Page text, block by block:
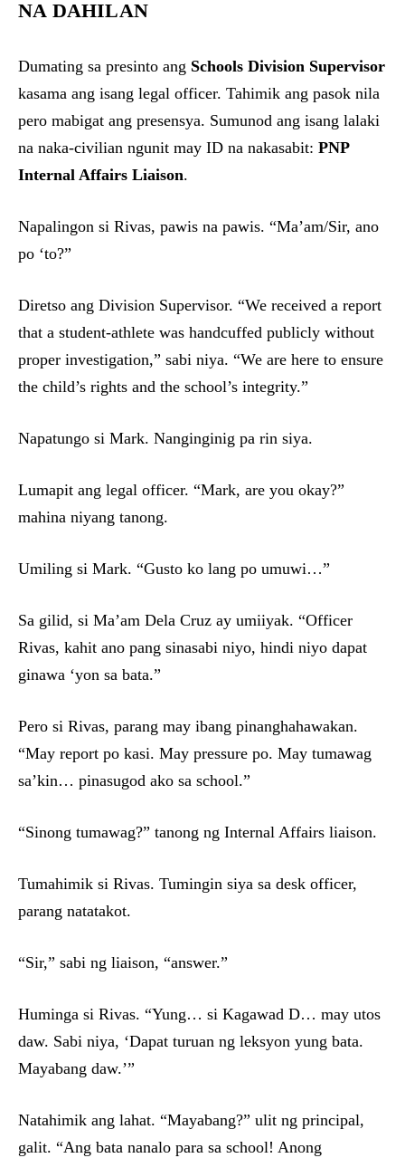
NA DAHILAN
Dumating sa presinto ang Schools Division Supervisor
kasama ang isang legal officer. Tahimik ang pasok nila
pero mabigat ang presensya. Sumunod ang isang lalaki
na naka-civilian ngunit may ID na nakasabit: PNP
Internal Affairs Liaison.
Napalingon si Rivas, pawis na pawis. “Ma’am/Sir, ano
po ‘to?”
Diretso ang Division Supervisor. “We received a report
that a student-athlete was handcuffed publicly without
proper investigation,” sabi niya. “We are here to ensure
the child’s rights and the school’s integrity.”
Napatungo si Mark. Nanginginig pa rin siya.
Lumapit ang legal officer. “Mark, are you okay?”
mahina niyang tanong.
Umiling si Mark. “Gusto ko lang po umuwi…”
Sa gilid, si Ma’am Dela Cruz ay umiiyak. “Officer
Rivas, kahit ano pang sinasabi niyo, hindi niyo dapat
ginawa ‘yon sa bata.”
Pero si Rivas, parang may ibang pinanghahawakan.
“May report po kasi. May pressure po. May tumawag
sa’kin… pinasugod ako sa school.”
“Sinong tumawag?” tanong ng Internal Affairs liaison.
Tumahimik si Rivas. Tumingin siya sa desk officer,
parang natatakot.
“Sir,” sabi ng liaison, “answer.”
Huminga si Rivas. “Yung… si Kagawad D… may utos
daw. Sabi niya, ‘Dapat turuan ng leksyon yung bata.
Mayabang daw.’”
Natahimik ang lahat. “Mayabang?” ulit ng principal,
galit. “Ang bata nanalo para sa school! Anong